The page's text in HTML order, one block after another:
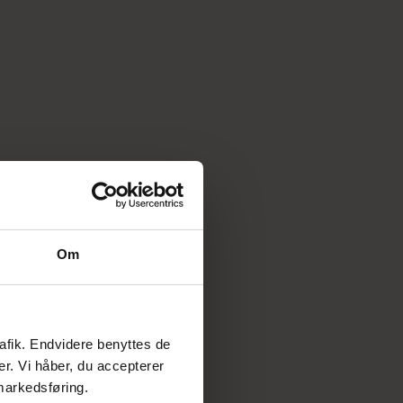
Om
Endvidere benyttes de
Vi håber, du accepterer